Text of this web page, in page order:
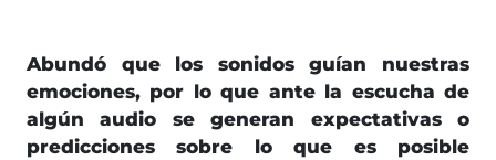
Abundó que los sonidos guían nuestras
emociones, por lo que ante la escucha de
algún audio se generan expectativas o
predicciones sobre lo que es posible